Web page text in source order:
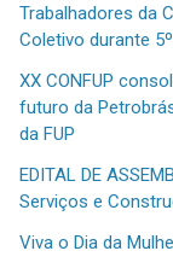
Trabalhadores da
Coletivo durante
XX CONFUP
futuro da
da FUP
EDITAL DE
Serviços e
Viva o Dia da